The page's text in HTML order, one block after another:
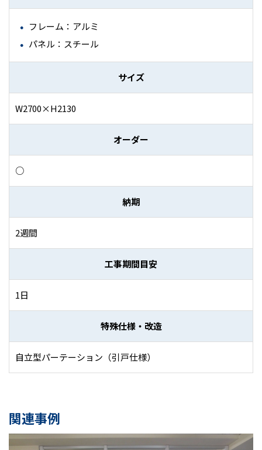
フレーム：アルミ
パネル：スチール
サイズ
W2700×H2130
オーダー
○
納期
2週間
工事期間目安
1日
特殊仕様・改造
自立型パーテーション（引戸仕様）
関連事例